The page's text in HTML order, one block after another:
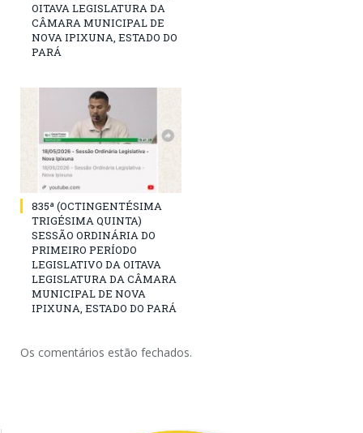
OITAVA LEGISLATURA DA
CÂMARA MUNICIPAL DE
NOVA IPIXUNA, ESTADO DO
PARÁ
835ª (OCTINGENTÉSIMA
TRIGÉSIMA QUINTA)
SESSÃO ORDINÁRIA DO
PRIMEIRO PERÍODO
LEGISLATIVO DA OITAVA
LEGISLATURA DA CÂMARA
MUNICIPAL DE NOVA
IPIXUNA, ESTADO DO PARÁ
Os comentários estão fechados.